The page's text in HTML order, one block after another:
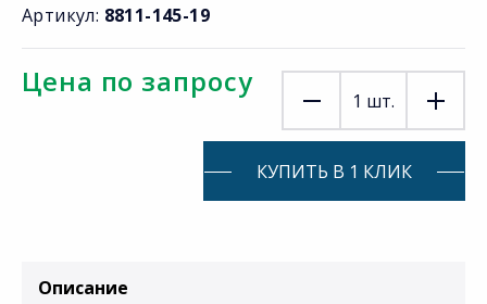
Артикул: 8811-145-19
Цена по запросу
1 шт.
КУПИТЬ В 1 КЛИК
Описание